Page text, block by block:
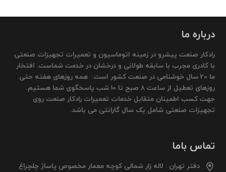
درباره ما
رادکار صنعت پیشرو در زمینه اتوماسیون و تعمیرات تجهیزات صنعتی
با کادری مجرب با سابقه طولانی و درخشان در خدمت شماست. افتخار
ما 20 سال خوشنامی در صنعت کشور است. همه روزهای هفته حتی
روزهای تعطیل از ساعت 8 صبح تا 10 شب پاسخگوی شما هستیم.
جهت کسب اطمینان متقابل خدمات تعمیرات رادکار صنعت روی
تجهیزات صنعتی شامل یک سال گارانتی می باشد.
تماس باما
دفتر تهران : لاله زار شمالی کوچه معمار مخصوص پاساژ چلچراغ